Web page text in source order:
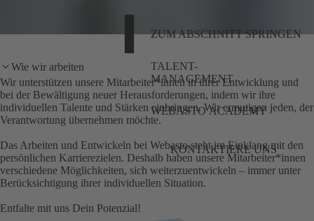
ZUM ABSCHNITT SPRINGEN
TALENT-
MANAGEMENT
WEBASTO ACADEMY
KONTAKTIERE UNS
Wie wir arbeiten
Wir unterstützen unsere Mitarbeiter*innen in ihrer Entwicklung und
bei der Bewältigung neuer Herausforderungen, indem wir ihre
individuellen Talente und Stärken einbringen. Wir ermutigen jeden, der
Verantwortung übernehmen möchte.
Das Arbeiten und Entwickeln bei Webasto steht im Einklang mit den
persönlichen Karrierezielen. Deshalb haben unsere Mitarbeiter*innen
verschiedene Möglichkeiten, sich weiterzuentwickeln – immer unter
Berücksichtigung ihrer individuellen Situation.
Entfalte mit uns Dein Potenzial!